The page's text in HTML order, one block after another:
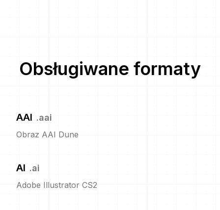
Obsługiwane formaty
AAI .aai
Obraz AAI Dune
AI .ai
Adobe Illustrator CS2